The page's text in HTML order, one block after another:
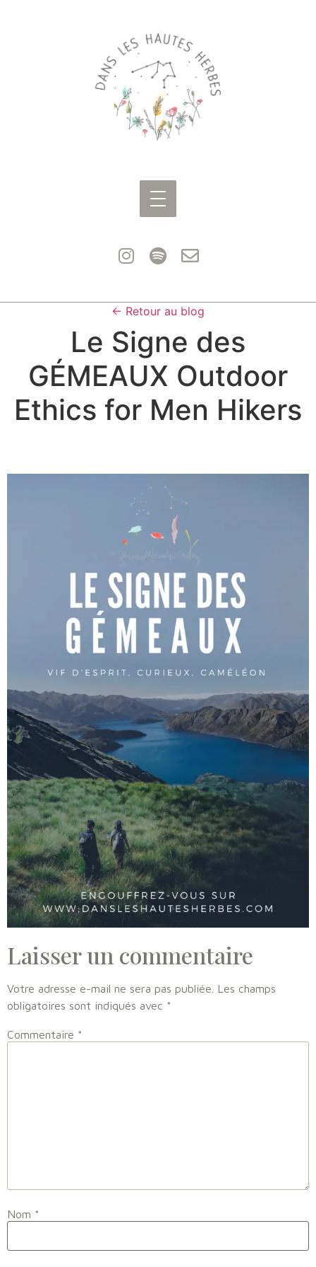
← Retour au blog
Le Signe des
GÉMEAUX Outdoor
Ethics for Men Hikers
Laisser un commentaire
Votre adresse e-mail ne sera pas publiée. Les champs
obligatoires sont indiqués avec *
Commentaire *
Nom *